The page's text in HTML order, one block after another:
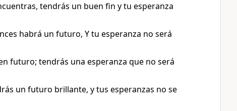
tendrás un buen fin y tu esperanza
habrá un futuro, Y tu esperanza no será
futuro; tendrás una esperanza que no será
un futuro brillante, y tus esperanzas no se